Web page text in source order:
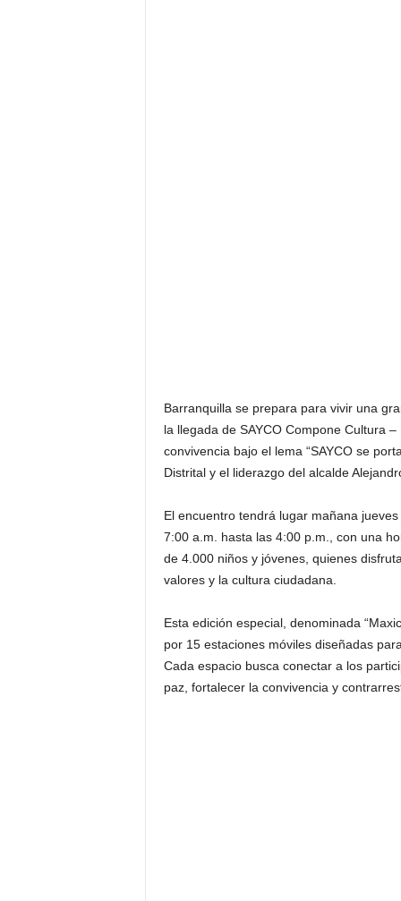
Barranquilla se prepara para vivir una
la llegada de SAYCO Compone Cultura
convivencia bajo el lema “SAYCO se
Distrital y el liderazgo del alcalde
El encuentro tendrá lugar mañana
7:00 a.m. hasta las 4:00 p.m., con una
de 4.000 niños y jóvenes, quienes
valores y la cultura ciudadana.
Esta edición especial, denominada
por 15 estaciones móviles diseñadas
Cada espacio busca conectar a los
paz, fortalecer la convivencia y